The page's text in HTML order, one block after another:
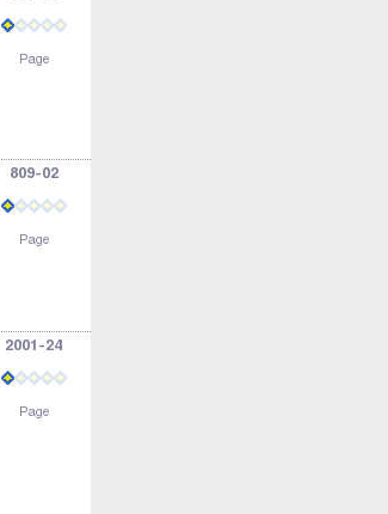
Page
809-02
Page
2001-24
Page